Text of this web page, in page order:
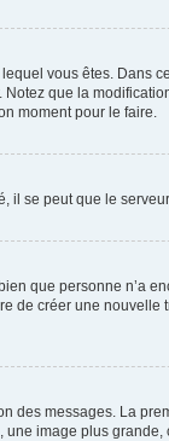
vous êtes.
que la
moment pour le faire.
il se peut que le
que personne n’a
de créer une
des messages. La
image plus